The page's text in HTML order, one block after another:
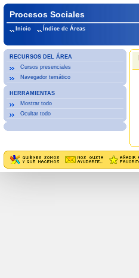
Procesos Sociales
Inicio Índice de Áreas
RECURSOS DEL ÁREA
Cursos presenciales
Navegador temático
HERRAMIENTAS
Mostrar todo
Ocultar todo